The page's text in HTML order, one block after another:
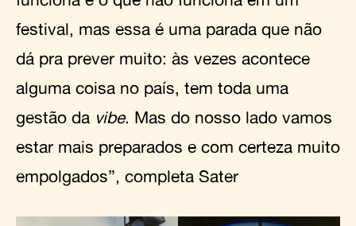
festival, mas essa é uma parada que não
dá pra prever muito: às vezes acontece
alguma coisa no país, tem toda uma
gestão da vibe. Mas do nosso lado vamos
estar mais preparados e com certeza muito
empolgados”, completa Sater